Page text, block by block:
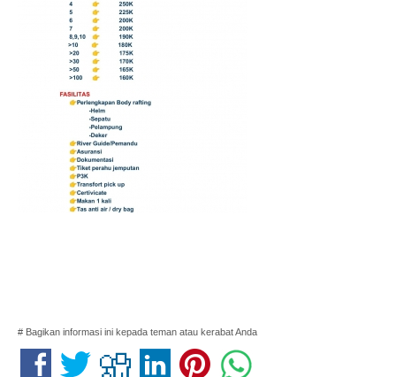
# Bagikan informasi ini kepada teman atau kerabat Anda